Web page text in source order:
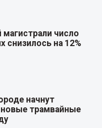
число
снизилось на 12%
начнут
трамвайные